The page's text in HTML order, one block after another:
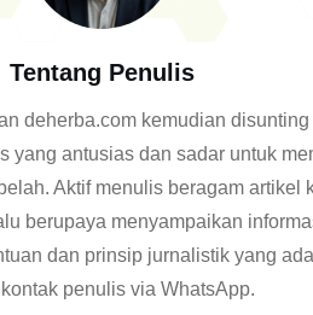
Tentang Penulis
deherba.com kemudian
yang antusias dan sadar untuk
Aktif menulis beragam artikel
berupaya menyampaikan
dan prinsip jurnalistik yang
penulis via WhatsApp.